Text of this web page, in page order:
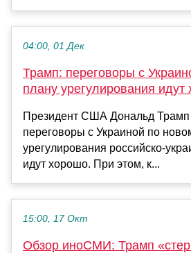
04:00, 01 Дек
Трамп: переговоры с
плану урегулирования идут
Президент США Дональд Трамп
переговоры с Украиной по
урегулирования российско-
идут хорошо. При этом, к...
15:00, 17 Окт
Обзор иноСМИ: Трамп